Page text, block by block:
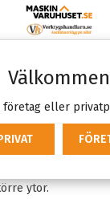
Välkommen
företag eller
för
till en välskött
eldrivna
ytor.